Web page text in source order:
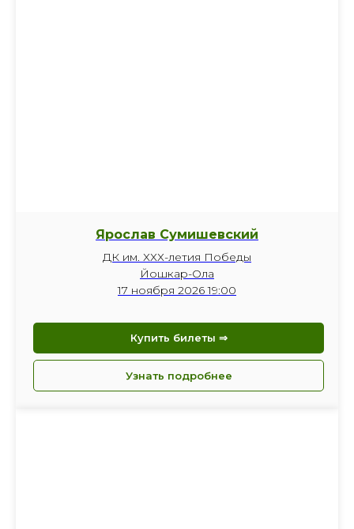
Ярослав Сумишевский
ДК им. ХХХ-летия Победы
Йошкар-Ола
17 ноября 2026 19:00
Купить билеты ⇒
Узнать подробнее